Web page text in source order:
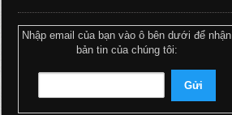
Nhập email của bạn vào ô bên dưới để nhận
bản tin của chúng tôi: